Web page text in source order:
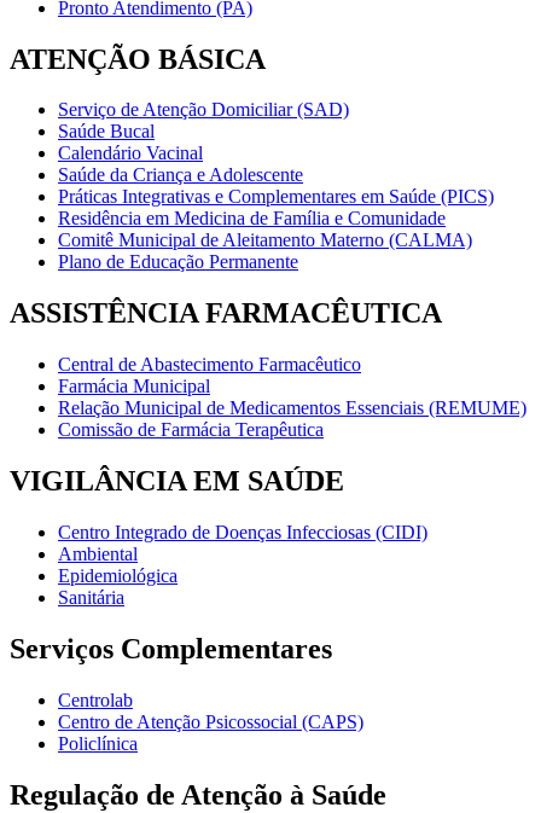
Pronto Atendimento (PA)
ATENÇÃO BÁSICA
Serviço de Atenção Domiciliar (SAD)
Saúde Bucal
Calendário Vacinal
Saúde da Criança e Adolescente
Práticas Integrativas e Complementares em Saúde (PICS)
Residência em Medicina de Família e Comunidade
Comitê Municipal de Aleitamento Materno (CALMA)
Plano de Educação Permanente
ASSISTÊNCIA FARMACÊUTICA
Central de Abastecimento Farmacêutico
Farmácia Municipal
Relação Municipal de Medicamentos Essenciais (REMUME)
Comissão de Farmácia Terapêutica
VIGILÂNCIA EM SAÚDE
Centro Integrado de Doenças Infecciosas (CIDI)
Ambiental
Epidemiológica
Sanitária
Serviços Complementares
Centrolab
Centro de Atenção Psicossocial (CAPS)
Policlínica
Regulação de Atenção à Saúde